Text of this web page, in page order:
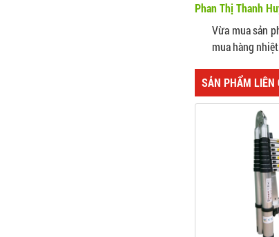
Phan Thị Thanh
Vừa mua sản
mua hàng
SẢN PHẨM LIÊN